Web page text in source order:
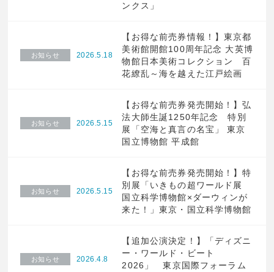
ンクス」
お知らせ 2026.5.18
【お得な前売券情報！】東京都
美術館開館100周年記念 大英博
物館日本美術コレクション 百
花繚乱～海を越えた江戸絵画
お知らせ 2026.5.15
【お得な前売券発売開始！】弘
法大師生誕1250年記念 特別
展「空海と真言の名宝」 東京
国立博物館 平成館
お知らせ 2026.5.15
【お得な前売券発売開始！】特
別展「いきもの超ワールド展
国立科学博物館×ダーウィンが
来た！」東京・国立科学博物館
お知らせ 2026.4.8
【追加公演決定！】「ディズニ
ー・ワールド・ビート
2026」 東京国際フォーラム